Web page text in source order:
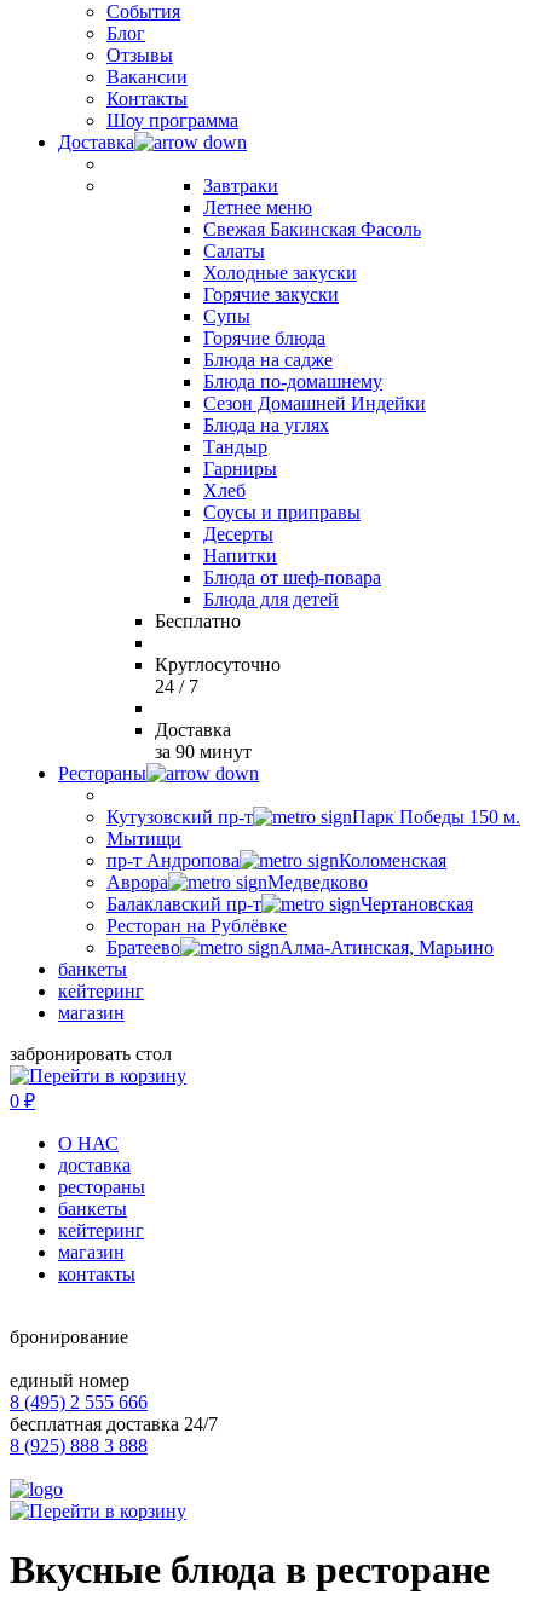
События
Блог
Отзывы
Вакансии
Контакты
Шоу программа
Доставка
Завтраки
Летнее меню
Свежая Бакинская Фасоль
Салаты
Холодные закуски
Горячие закуски
Супы
Горячие блюда
Блюда на садже
Блюда по-домашнему
Сезон Домашней Индейки
Блюда на углях
Тандыр
Гарниры
Хлеб
Соусы и приправы
Десерты
Напитки
Блюда от шеф-повара
Блюда для детей
Бесплатно
Круглосуточно
24 / 7
Доставка
за 90 минут
Рестораны
Кутузовский пр-т
Парк Победы 150 м.
Мытищи
пр-т Андропова
Коломенская
Аврора
Медведково
Балаклавский пр-т
Чертановская
Ресторан на Рублёвке
Братеево
Алма-Атинская, Марьино
банкеты
кейтеринг
магазин
забронировать стол
0 ₽
О НАС
доставка
рестораны
банкеты
кейтеринг
магазин
контакты
бронирование
единый номер
8 (495) 2 555 666
бесплатная доставка 24/7
8 (925) 888 3 888
Вкусные блюда в ресторане